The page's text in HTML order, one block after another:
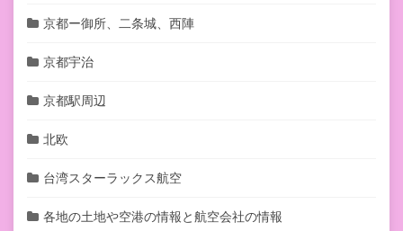
京都ー御所、二条城、西陣
京都宇治
京都駅周辺
北欧
台湾スターラックス航空
各地の土地や空港の情報と航空会社の情報